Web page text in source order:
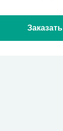
Заказать